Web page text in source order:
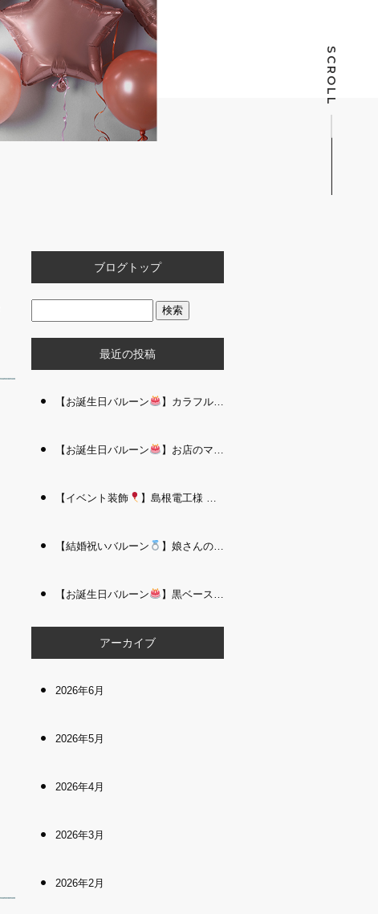
SCROLL
ブログトップ
最近の投稿
【お誕生日バルーン 】カラフルで存在感たっぷりのバルーンタワー｜松江 i Balloo n
【お誕生日バルーン 】お店のママさんへの華やかなお祝いに｜シャンパン付き豪 華バルーンアレンジメント｜松江 i Balloon
【イベント装飾 】島根電工様 お客様感謝祭｜入口アーチ＆キッズコーナー装飾 を担当しました｜松江 i Balloon
【結婚祝いバルーン 】娘さんのご結婚祝いに｜ウェディングベアとフラワーイン バルーンが華やかなバルーンアレンジメント｜松江 i Balloon
【お誕生日バルーン 】黒ベース×ヒョウ柄がおしゃれ
アーカイブ
2026年6月
2026年5月
2026年4月
2026年3月
2026年2月